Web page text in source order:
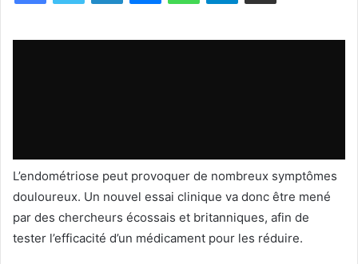
L’endométriose peut provoquer de nombreux symptômes
douloureux. Un nouvel essai clinique va donc être mené
par des chercheurs écossais et britanniques, afin de
tester l’efficacité d’un médicament pour les réduire.